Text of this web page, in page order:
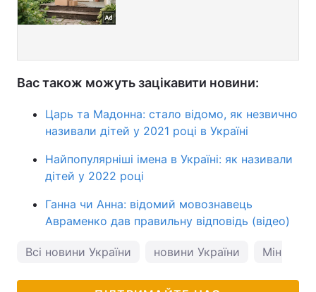
Вас також можуть зацікавити новини:
Царь та Мадонна: стало відомо, як незвично
називали дітей у 2021 році в Україні
Найпопулярніші імена в Україні: як називали
дітей у 2022 році
Ганна чи Анна: відомий мовознавець
Авраменко дав правильну відповідь (відео)
Всі новини України новини України Мін'юст